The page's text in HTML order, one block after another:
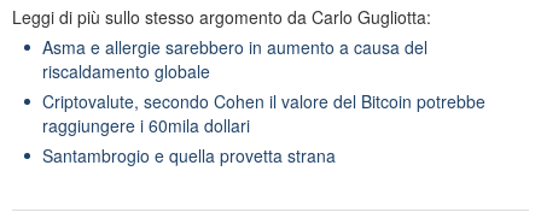
Leggi di più sullo stesso argomento da Carlo Gugliotta:
Asma e allergie sarebbero in aumento a causa del
riscaldamento globale
Criptovalute, secondo Cohen il valore del Bitcoin potrebbe
raggiungere i 60mila dollari
Santambrogio e quella provetta strana